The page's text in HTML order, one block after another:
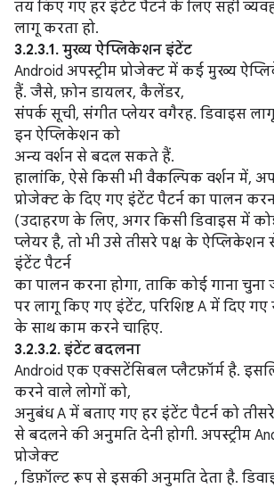
तय किए गए हर इंटेंट पैटर्न के लिए सही
लागू करता हो.
3.2.3.1. मुख्य ऐप्लिकेशन इंटेंट
Android अपस्ट्रीम प्रोजेक्ट में कई मुख्य
हैं. जैसे, फ़ोन डायलर, कैलेंडर,
संपर्क सूची, संगीत प्लेयर वगैरह. डिवाइस
इन ऐप्लिकेशन को
अन्य वर्शन से बदल सकते हैं.
हालांकि, ऐसे किसी भी वैकल्पिक वर्शन में,
प्रोजेक्ट के दिए गए इंटेंट पैटर्न का पालन
(उदाहरण के लिए, अगर किसी डिवाइस में
प्लेयर है, तो भी उसे तीसरे पक्ष के ऐप्लिकेशन
इंटेंट पैटर्न
का पालन करना होगा, ताकि कोई गाना
पर लागू किए गए इंटेंट, परिशिष्ट A में दिए गए
के साथ काम करने चाहिए.
3.2.3.2. इंटेंट बदलना
Android एक एक्सटेंसिबल प्लैटफ़ॉर्म है.
करने वाले लोगों को,
अनुबंध A में बताए गए हर इंटेंट पैटर्न को
से बदलने की अनुमति देनी होगी. अपस्ट्रीम
प्रोजेक्ट
, डिफ़ॉल्ट रूप से इसकी अनुमति देता है.